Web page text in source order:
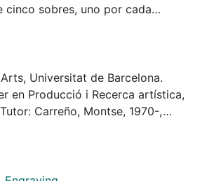
cinco sobres, uno por cada
generado un diálogo desde, en y
memorias perdidas, geografías,
futuros, mundos, realidades e
de encuentro deriva en una
fotografías, textos, poemas,
los intercambios y se
Invita a desmontar el orden
Universitat de Barcelona.
en Producció i Recerca artística,
Carreño, Montse, 1970-,